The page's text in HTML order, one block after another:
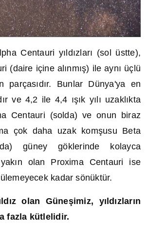
Centauri yıldızları (sol üstte),
(daire içine alınmış) ile aynı üçlü
parçasıdır. Bunlar Dünya'ya en
ve 4,2 ile 4,4 ışık yılı uzaklıkta
Centauri (solda) ve onun biraz
çok daha uzak komşusu Beta
güney göklerinde kolayca
olan Proxima Centauri ise
kadar sönüktür.
olan Güneşimiz, yıldızların
fazla kütlelidir.